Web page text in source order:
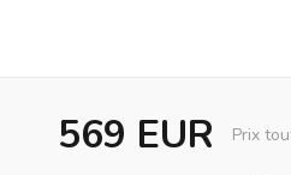
569 EUR Prix